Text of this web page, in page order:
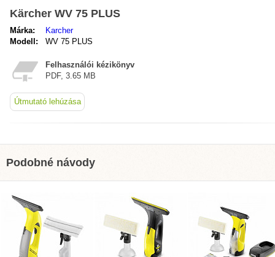
Kärcher WV 75 PLUS
Márka:
Karcher
Modell:
WV 75 PLUS
Felhasználói kézikönyv
PDF, 3.65 MB
Útmutató lehúzása
Podobné návody